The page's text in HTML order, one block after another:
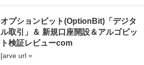
オプションビット(OptionBit)「デジタ
ル取引」＆ 新規口座開設＆アルゴビッ
ト検証レビューcom
[arve url =